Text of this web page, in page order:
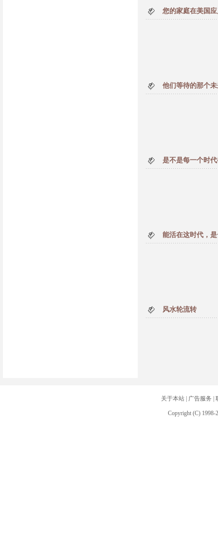
您的家庭在美国
他们等待的那个
是不是每一个时
能活在这时代，
风水轮流转
关于本站| 广告服务
Copyright (C) 1998-